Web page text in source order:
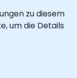
zu diesem
um die Details